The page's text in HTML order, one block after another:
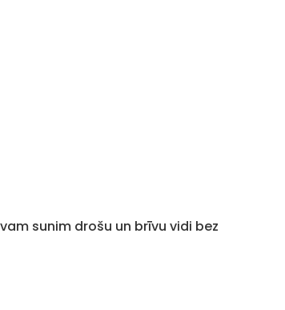
sunim drošu un brīvu vidi bez